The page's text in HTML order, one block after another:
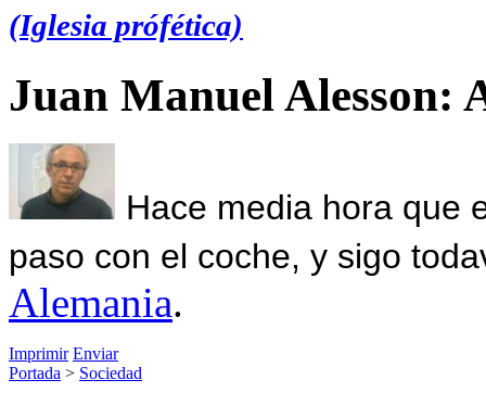
(Iglesia prófética)
Juan Manuel Alesson:
Hace media hora que
paso con el coche, y sigo
Alemania.
Imprimir Enviar
Portada > Sociedad